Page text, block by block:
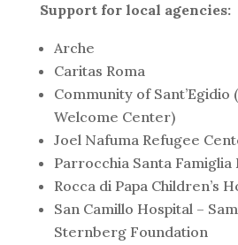
Support for local agencies:
Arche
Caritas Roma
Community of Sant’Egidio
Welcome Center)
Joel Nafuma Refugee
Parrocchia Santa Famiglia
Rocca di Papa Children’s
San Camillo Hospital –
Sternberg Foundation